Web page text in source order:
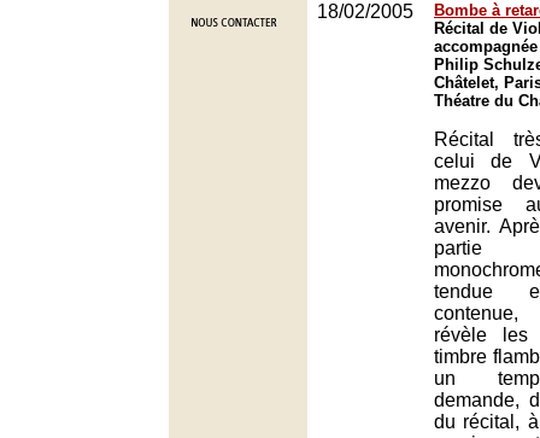
18/02/2005
Bombe à
Récital de
Philip
Châtelet,
Théatre du
Récital
celui de
mezzo
promise
avenir.
partie
tendue
révèle les
timbre
un
demande,
du récital,